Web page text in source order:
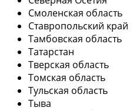
Смоленская область
Ставропольский край
Тамбовская область
Татарстан
Тверская область
Томская область
Тульская область
Тыва